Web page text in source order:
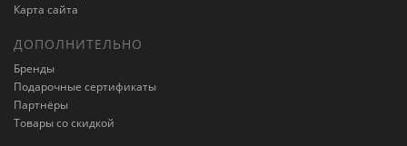
Карта сайта
ДОПОЛНИТЕЛЬНО
Бренды
Подарочные сертификаты
Партнёры
Товары со скидкой